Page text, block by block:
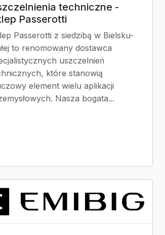
techniczne -
Passerotti
Passerotti z siedzibą w Bielsku-
to renomowany dostawca
uszczelnień
które stanowią
element wielu aplikacji
Nasza bogata...